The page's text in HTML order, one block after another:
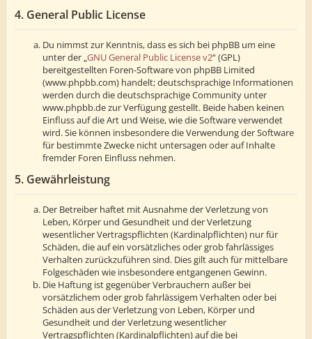
4. General Public License
Du nimmst zur Kenntnis, dass es sich bei phpBB um eine
unter der „GNU General Public License v2“ (GPL)
bereitgestellten Foren-Software von phpBB Limited
(www.phpbb.com) handelt; deutschsprachige Informationen
werden durch die deutschsprachige Community unter
www.phpbb.de zur Verfügung gestellt. Beide haben keinen
Einfluss auf die Art und Weise, wie die Software verwendet
wird. Sie können insbesondere die Verwendung der Software
für bestimmte Zwecke nicht untersagen oder auf Inhalte
fremder Foren Einfluss nehmen.
5. Gewährleistung
Der Betreiber haftet mit Ausnahme der Verletzung von
Leben, Körper und Gesundheit und der Verletzung
wesentlicher Vertragspflichten (Kardinalpflichten) nur für
Schäden, die auf ein vorsätzliches oder grob fahrlässiges
Verhalten zurückzuführen sind. Dies gilt auch für mittelbare
Folgeschäden wie insbesondere entgangenen Gewinn.
Die Haftung ist gegenüber Verbrauchern außer bei
vorsätzlichem oder grob fahrlässigem Verhalten oder bei
Schäden aus der Verletzung von Leben, Körper und
Gesundheit und der Verletzung wesentlicher
Vertragspflichten (Kardinalpflichten) auf die bei